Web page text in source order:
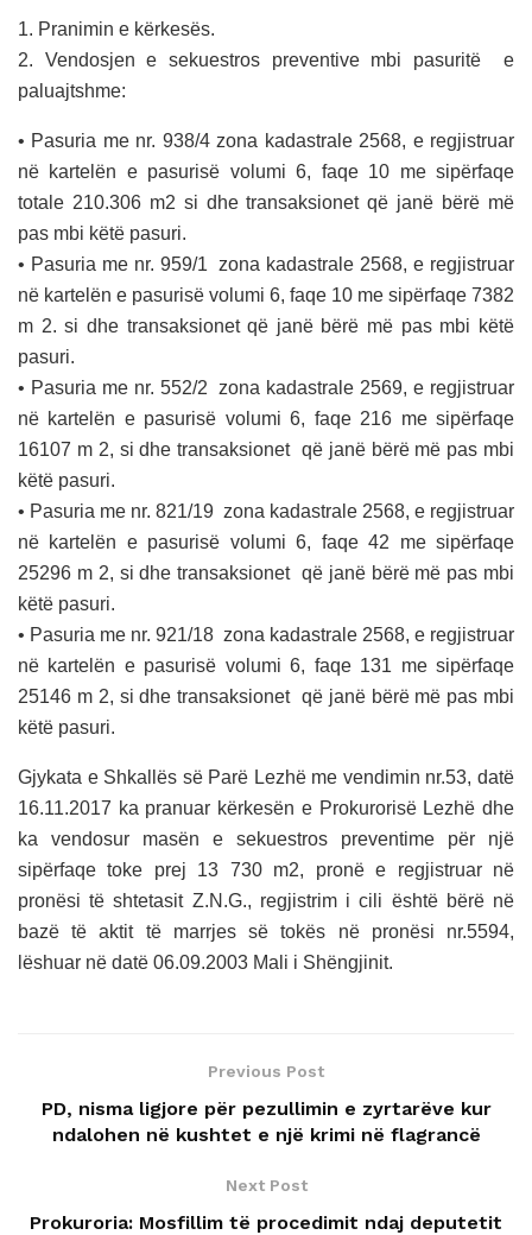
1. Pranimin e kërkesës.
2. Vendosjen e sekuestros preventive mbi pasuritë e
paluajtshme:
• Pasuria me nr. 938/4 zona kadastrale 2568, e regjistruar
në kartelën e pasurisë volumi 6, faqe 10 me sipërfaqe
totale 210.306 m2 si dhe transaksionet që janë bërë më
pas mbi këtë pasuri.
• Pasuria me nr. 959/1 zona kadastrale 2568, e regjistruar
në kartelën e pasurisë volumi 6, faqe 10 me sipërfaqe 7382
m 2. si dhe transaksionet që janë bërë më pas mbi këtë
pasuri.
• Pasuria me nr. 552/2 zona kadastrale 2569, e regjistruar
në kartelën e pasurisë volumi 6, faqe 216 me sipërfaqe
16107 m 2, si dhe transaksionet që janë bërë më pas mbi
këtë pasuri.
• Pasuria me nr. 821/19 zona kadastrale 2568, e regjistruar
në kartelën e pasurisë volumi 6, faqe 42 me sipërfaqe
25296 m 2, si dhe transaksionet që janë bërë më pas mbi
këtë pasuri.
• Pasuria me nr. 921/18 zona kadastrale 2568, e regjistruar
në kartelën e pasurisë volumi 6, faqe 131 me sipërfaqe
25146 m 2, si dhe transaksionet që janë bërë më pas mbi
këtë pasuri.
Gjykata e Shkallës së Parë Lezhë me vendimin nr.53, datë
16.11.2017 ka pranuar kërkesën e Prokurorisë Lezhë dhe
ka vendosur masën e sekuestros preventime për një
sipërfaqe toke prej 13 730 m2, pronë e regjistruar në
pronësi të shtetasit Z.N.G., regjistrim i cili është bërë në
bazë të aktit të marrjes së tokës në pronësi nr.5594,
lëshuar në datë 06.09.2003 Mali i Shëngjinit.
Previous Post
PD, nisma ligjore për pezullimin e zyrtarëve kur
ndalohen në kushtet e një krimi në flagrancë
Next Post
Prokuroria: Mosfillim të procedimit ndaj deputetit